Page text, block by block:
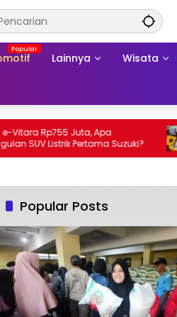
Lainnya Wisata
Rp755 Juta, Apa
SUV Listrik Pertama Suzuki?
Popular Posts